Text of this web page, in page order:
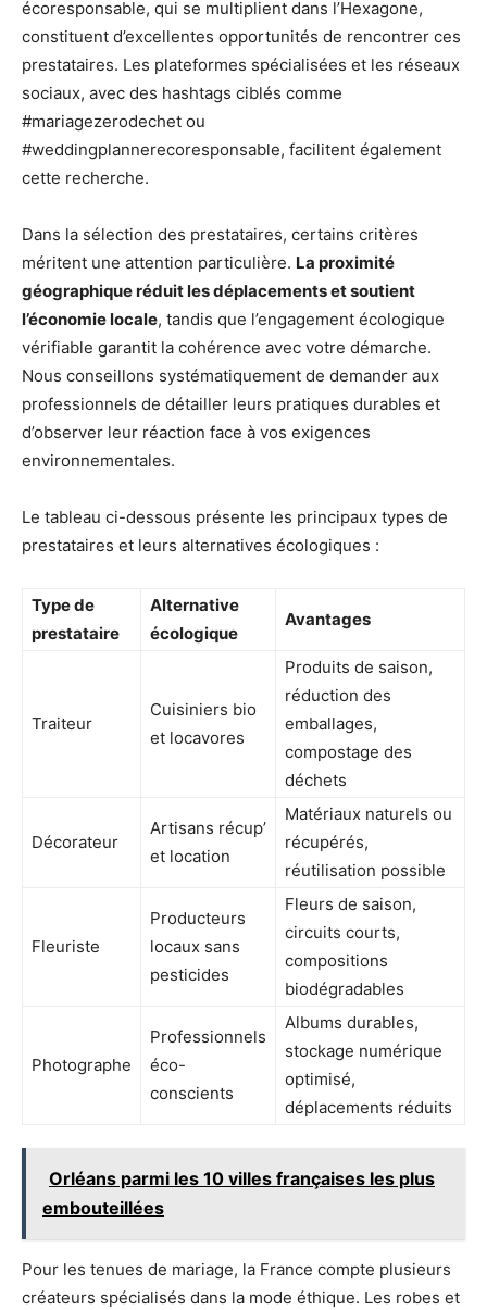
écoresponsable, qui se multiplient dans l’Hexagone,
constituent d’excellentes opportunités de rencontrer ces
prestataires. Les plateformes spécialisées et les réseaux
sociaux, avec des hashtags ciblés comme
#mariagezerodechet ou
#weddingplannerecoresponsable, facilitent également
cette recherche.
Dans la sélection des prestataires, certains critères
méritent une attention particulière. La proximité
géographique réduit les déplacements et soutient
l’économie locale, tandis que l’engagement écologique
vérifiable garantit la cohérence avec votre démarche.
Nous conseillons systématiquement de demander aux
professionnels de détailler leurs pratiques durables et
d’observer leur réaction face à vos exigences
environnementales.
Le tableau ci-dessous présente les principaux types de
prestataires et leurs alternatives écologiques :
Type de
prestataire
Alternative
écologique
Avantages
Traiteur
Cuisiniers bio
et locavores
Produits de saison,
réduction des
emballages,
compostage des
déchets
Décorateur
Artisans récup’
et location
Matériaux naturels ou
récupérés,
réutilisation possible
Fleuriste
Producteurs
locaux sans
pesticides
Fleurs de saison,
circuits courts,
compositions
biodégradables
Photographe
Professionnels
éco-
conscients
Albums durables,
stockage numérique
optimisé,
déplacements réduits
Orléans parmi les 10 villes françaises les plus
embouteillées
Pour les tenues de mariage, la France compte plusieurs
créateurs spécialisés dans la mode éthique. Les robes et